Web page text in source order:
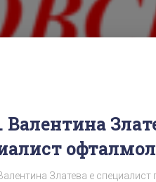
Валентина
Златева е